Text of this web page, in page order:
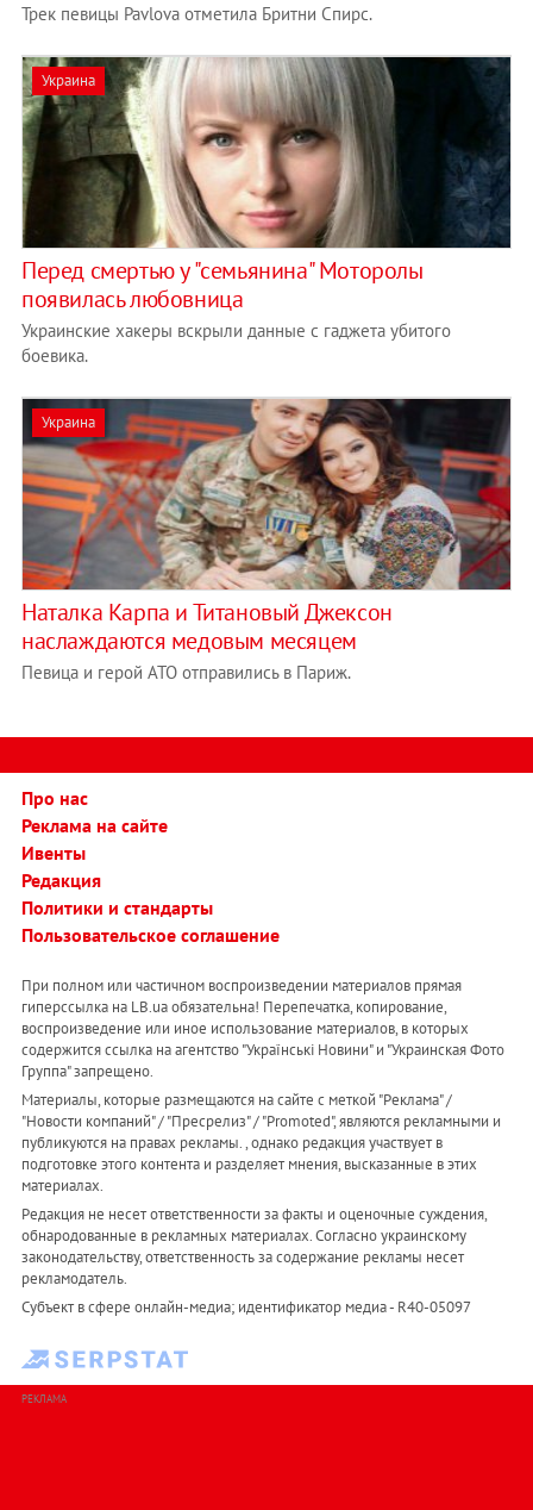
Трек певицы Pavlova отметила Бритни Спирс.
Украина
Перед смертью у "семьянина" Моторолы
появилась любовница
Украинские хакеры вскрыли данные с гаджета убитого
боевика.
Украина
Наталка Карпа и Титановый Джексон
наслаждаются медовым месяцем
Певица и герой АТО отправились в Париж.
Про нас
Реклама на сайте
Ивенты
Редакция
Политики и стандарты
Пользовательское соглашение
При полном или частичном воспроизведении материалов прямая
гиперссылка на LB.ua обязательна! Перепечатка, копирование,
воспроизведение или иное использование материалов, в которых
содержится ссылка на агентство "Українськi Новини" и "Украинская Фото
Группа" запрещено.
Материалы, которые размещаются на сайте с меткой "Реклама" /
"Новости компаний" / "Пресрелиз" / "Promoted", являются рекламными и
публикуются на правах рекламы. , однако редакция участвует в
подготовке этого контента и разделяет мнения, высказанные в этих
материалах.
Редакция не несет ответственности за факты и оценочные суждения,
обнародованные в рекламных материалах. Согласно украинскому
законодательству, ответственность за содержание рекламы несет
рекламодатель.
Субъект в сфере онлайн-медиа; идентификатор медиа - R40-05097
РЕКЛАМА